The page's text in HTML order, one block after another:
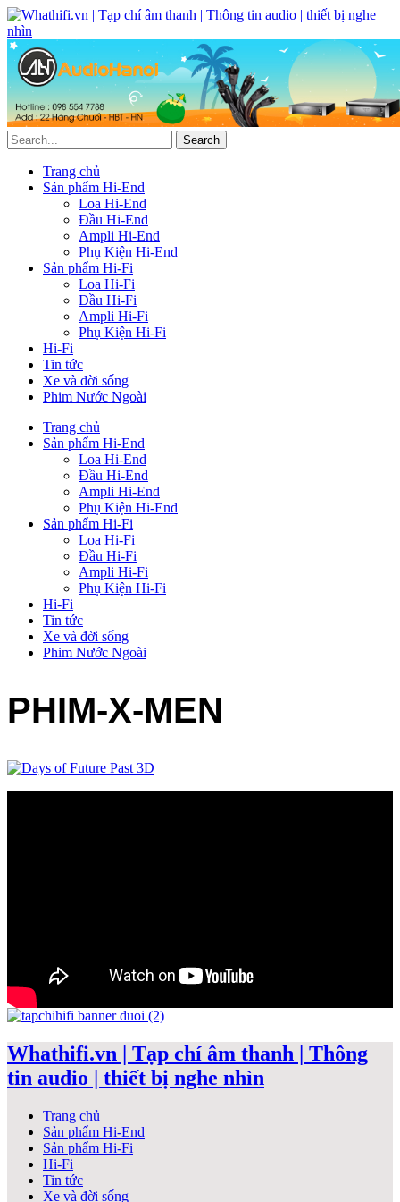
Trang chủ
Sản phẩm Hi-End
Loa Hi-End
Đầu Hi-End
Ampli Hi-End
Phụ Kiện Hi-End
Sản phẩm Hi-Fi
Loa Hi-Fi
Đầu Hi-Fi
Ampli Hi-Fi
Phụ Kiện Hi-Fi
Hi-Fi
Tin tức
Xe và đời sống
Phim Nước Ngoài
Trang chủ
Sản phẩm Hi-End
Loa Hi-End
Đầu Hi-End
Ampli Hi-End
Phụ Kiện Hi-End
Sản phẩm Hi-Fi
Loa Hi-Fi
Đầu Hi-Fi
Ampli Hi-Fi
Phụ Kiện Hi-Fi
Hi-Fi
Tin tức
Xe và đời sống
Phim Nước Ngoài
PHIM-X-MEN
Whathifi.vn | Tạp chí âm thanh | Thông
tin audio | thiết bị nghe nhìn
Trang chủ
Sản phẩm Hi-End
Sản phẩm Hi-Fi
Hi-Fi
Tin tức
Xe và đời sống